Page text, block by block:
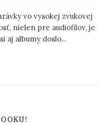
vo vysokej zvukovej
nielen pre audiofilov, je
aj albumy doslo...